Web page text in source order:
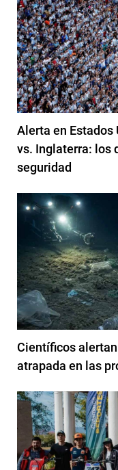
Alerta en Estados
vs. Inglaterra: los
seguridad
Científicos
atrapada en las